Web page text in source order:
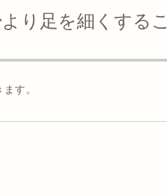
り足を細くするこ
す。